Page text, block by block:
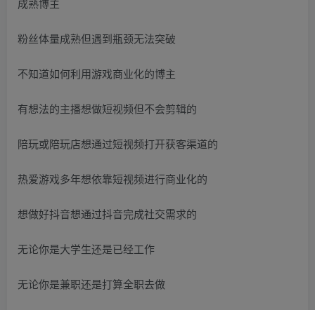
粉丝体量成熟但遇到瓶颈无法突破
不知道如何利用游戏商业化的博主
有想法的主播想做短视频但不会剪辑的
陪玩或陪玩店想通过短视频打开获客渠道的
热爱游戏多年想依靠短视频进行商业化的
想做好抖音想通过抖音完成社交需求的
无论你是大学生还是已经工作
无论你是兼职还是打算全职去做